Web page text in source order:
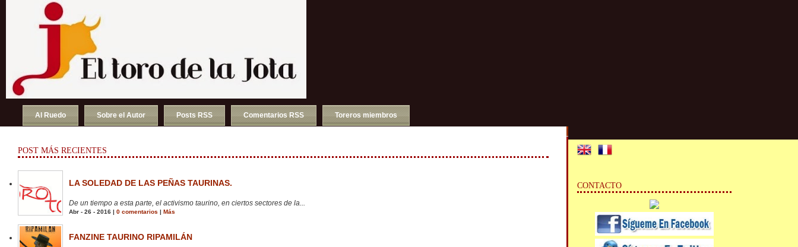
Al Ruedo Sobre el Autor Posts RSS Comentarios RSS Toreros miembros
POST MÁS RECIENTES
LA SOLEDAD DE LAS PEÑAS TAURINAS.
De un tiempo a esta parte, el activismo taurino, en ciertos sectores de la...
Abr - 26 - 2016 | 0 comentarios | Más
FANZINE TAURINO RIPAMILÁN
CONTACTO